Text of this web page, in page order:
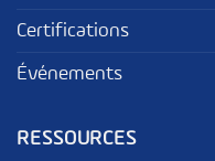
Certifications
Événements
RESSOURCES